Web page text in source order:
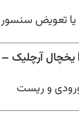
یا تعویض سنسور
و ریست